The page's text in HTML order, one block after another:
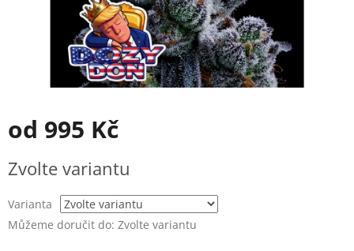
od 995 Kč
cena:
Zvolte variantu
Varianta
Můžeme doručit do: Zvolte variantu